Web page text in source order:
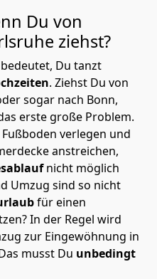
Du von
ziehst?
Du tanzt
. Ziehst Du von
sogar nach Bonn,
erste große Problem.
verlegen und
anstreichen,
nicht möglich
Umzug sind so nicht
für einen
In der Regel wird
zur Eingewöhnung in
musst Du unbedingt